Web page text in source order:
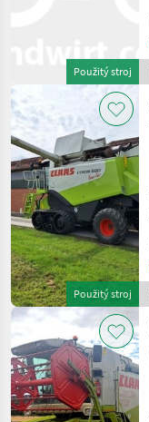
Použitý stroj
Použitý stroj